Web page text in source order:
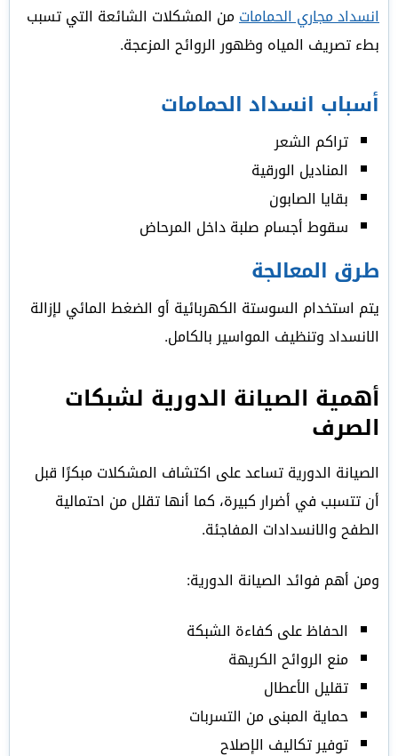
انسداد مجاري الحماماتمن المشكلات الشائعة التي تسبب
بطء تصريف المياه وظهور الروائح المزعجة.
أسباب انسداد الحمامات
تراكم الشعر
المناديل الورقية
بقايا الصابون
سقوط أجسام صلبة داخل المرحاض
طرق المعالجة
يتم استخدام السوستة الكهربائية أو الضغط المائي لإزالة
الانسداد وتنظيف المواسير بالكامل.
أهمية الصيانة الدورية لشبكات
الصرف
الصيانة الدورية تساعد على اكتشاف المشكلات مبكرًا قبل
أن تتسبب في أضرار كبيرة، كما أنها تقلل من احتمالية
الطفح والانسدادات المفاجئة.
ومن أهم فوائد الصيانة الدورية:
الحفاظ على كفاءة الشبكة
منع الروائح الكريهة
تقليل الأعطال
حماية المبنى من التسربات
توفير تكاليف الإصلاح